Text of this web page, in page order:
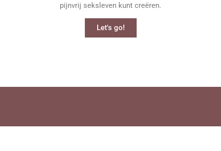
pijnvrij seksleven kunt creëren.
Let's go!